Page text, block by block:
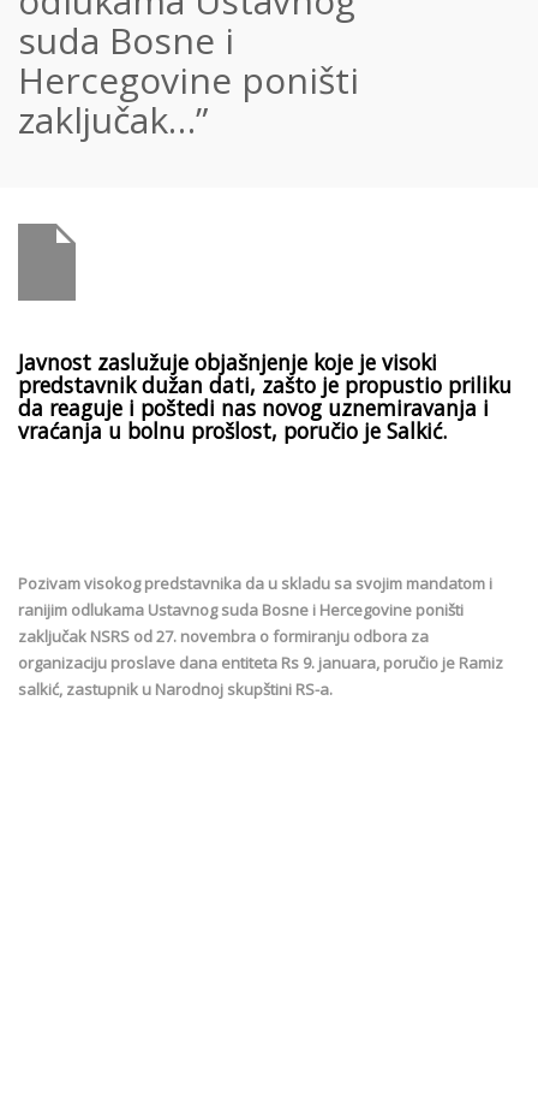
suda Bosne i
Hercegovine poništi
zaključak…”
Javnost zaslužuje objašnjenje koje je visoki
predstavnik dužan dati, zašto je propustio priliku
da reaguje i poštedi nas novog uznemiravanja i
vraćanja u bolnu prošlost, poručio je Salkić.
Pozivam visokog predstavnika da u skladu sa svojim mandatom i
ranijim odlukama Ustavnog suda Bosne i Hercegovine poništi
zaključak NSRS od 27. novembra o formiranju odbora za
organizaciju proslave dana entiteta Rs 9. januara, poručio je Ramiz
salkić, zastupnik u Narodnoj skupštini RS-a.